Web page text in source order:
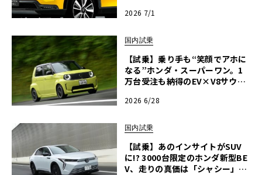
2026 7/1
国内試乗
【試乗】乗り手も“笑顔でアホに
なる”ホンダ・スーパーワン。1
万台受注も納得のEV×V8サウン
2026 6/28
国内試乗
【試乗】あのインサイトがSUV
に!? 3000台限定のホンダ新型BE
V、走りの真価は「シャシー」に